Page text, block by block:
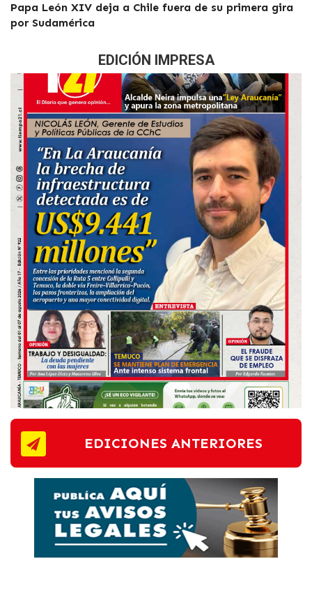
Papa León XIV deja a Chile fuera de su primera gira
por Sudamérica
EDICIÓN IMPRESA
EDICIONES ANTERIORES